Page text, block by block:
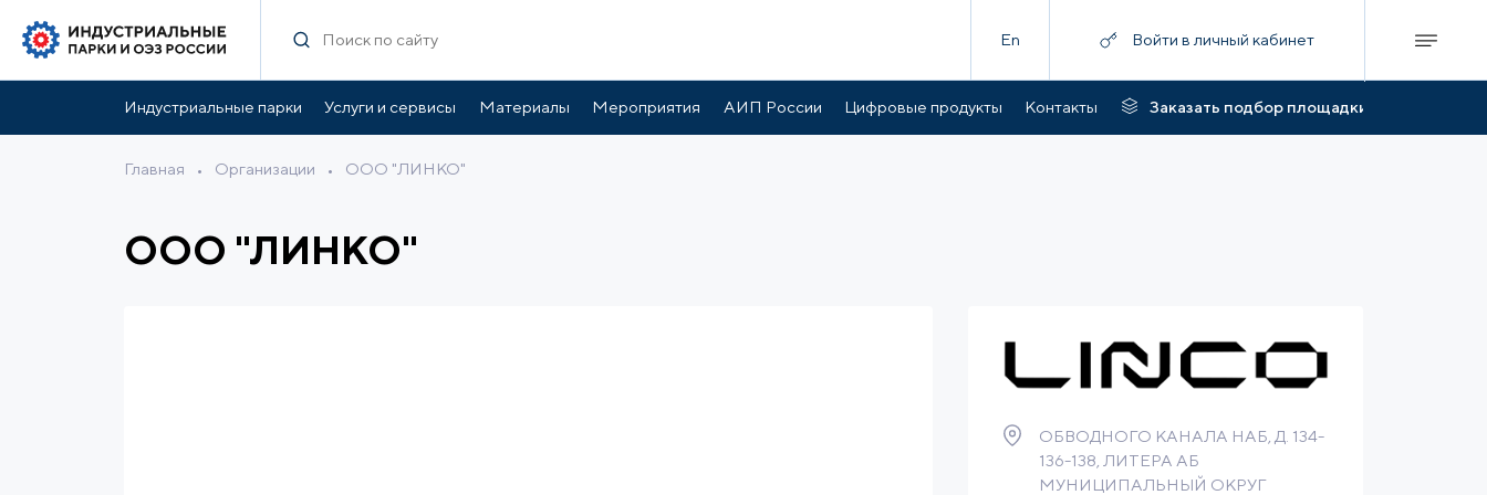
En Войти в личный кабинет
Индустриальные парки Услуги и сервисы Материалы Мероприятия АИП России Цифровые продукты Контакты Заказать подбор площадки
Главная • Организации • ООО "ЛИНКО"
ООО "ЛИНКО"
ОБВОДНОГО КАНАЛА НАБ, Д. 134-
136-138, ЛИТЕРА АБ
МУНИЦИПАЛЬНЫЙ ОКРУГ